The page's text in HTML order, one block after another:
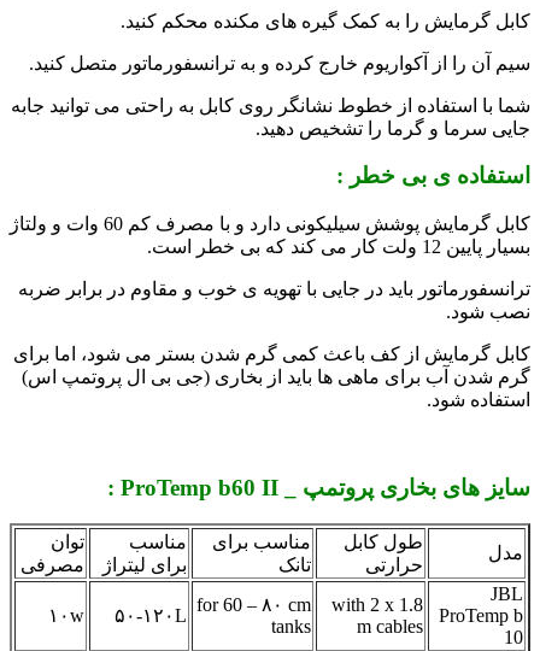
کابل گرمایش را به کمک گیره های مکنده محکم کنید.
سیم آن را از آکواریوم خارج کرده و به ترانسفورماتور متصل کنید.
شما با استفاده از خطوط نشانگر روی کابل به راحتی می توانید جابه
جایی سرما و گرما را تشخیص دهید.
استفاده ی بی خطر :
کابل گرمایش پوشش سیلیکونی دارد و با مصرف کم 60 وات و ولتاژ
بسیار پایین 12 ولت کار می کند که بی خطر است.
ترانسفورماتور باید در جایی با تهویه ی خوب و مقاوم در برابر ضربه
نصب شود.
کابل گرمایش از کف باعث کمی گرم شدن بستر می شود، اما برای
گرم شدن آب برای ماهی ها باید از بخاری (جی بی ال پروتمپ اس)
استفاده شود.
سایز های بخاری پروتمپ _ ProTemp b60 II :
مدل
طول کابل
حرارتی
مناسب برای
تانک
مناسب
برای لیتراژ
توان
مصرفی
JBL
ProTemp b
10
with 2 x 1.8
m cables
for 60 – ۸۰ cm
tanks
۵۰-۱۲۰L ۱۰w